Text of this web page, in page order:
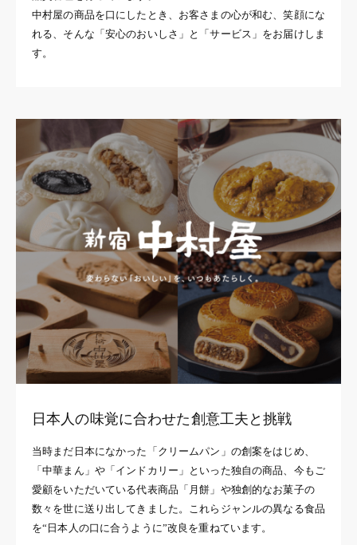
中村屋の商品を口にしたとき、お客さまの心が和む、笑顔にな
れる、そんな「安心のおいしさ」と「サービス」をお届けしま
す。
日本人の味覚に合わせた創意工夫と挑戦
当時まだ日本になかった「クリームパン」の創案をはじめ、
「中華まん」や「インドカリー」といった独自の商品、今もご
愛顧をいただいている代表商品「月餅」や独創的なお菓子の
数々を世に送り出してきました。これらジャンルの異なる食品
を“日本人の口に合うように”改良を重ねています。